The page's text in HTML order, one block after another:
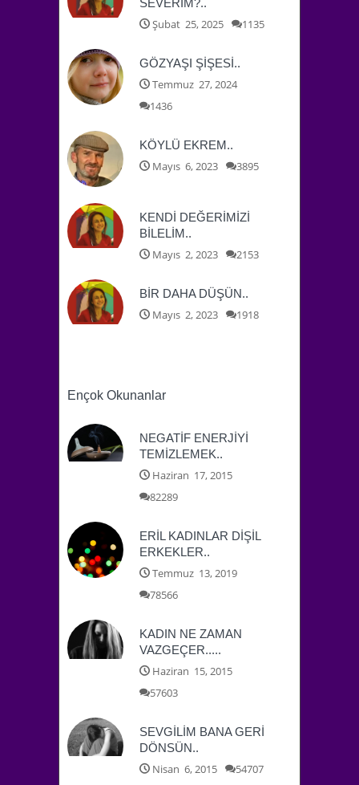
SEVERİM?..
Şubat 25, 2025 1135
GÖZYAŞI ŞİŞESİ..
Temmuz 27, 2024
1436
KÖYLÜ EKREM..
Mayıs 6, 2023 3895
KENDİ DEĞERİMİZİ
BİLELİM..
Mayıs 2, 2023 2153
BİR DAHA DÜŞÜN..
Mayıs 2, 2023 1918
Ençok Okunanlar
NEGATİF ENERJİYİ
TEMİZLEMEK..
Haziran 17, 2015
82289
ERİL KADINLAR DİŞİL
ERKEKLER..
Temmuz 13, 2019
78566
KADIN NE ZAMAN
VAZGEÇER.....
Haziran 15, 2015
57603
SEVGİLİM BANA GERİ
DÖNSÜN..
Nisan 6, 2015 54707